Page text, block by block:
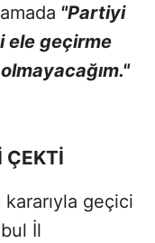
"Partiyi
ele geçirme
ÇEKTİ
geçici
İl